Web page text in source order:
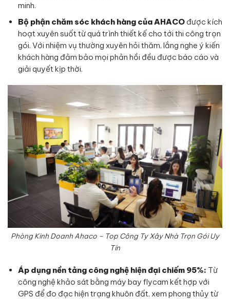
minh.
Bộ phận chăm sóc khách hàng của AHACOđược kích
hoạt xuyên suốt từ quá trình thiết kế cho tới thi công trọn
gói. Với nhiệm vụ thường xuyên hỏi thăm, lắng nghe ý kiến
khách hàng đảm bảo mọi phản hồi đều được báo cáo và
giải quyết kịp thời.
Phòng Kinh Doanh Ahaco – Top Công Ty Xây Nhà Trọn Gói Uy
Tín
Áp dụng nền tảng công nghệ hiện đại chiếm 95%: Từ
công nghệ khảo sát bằng máy bay flycam kết hợp với
GPS để đo đạc hiện trạng khuôn đất, xem phong thủy từ